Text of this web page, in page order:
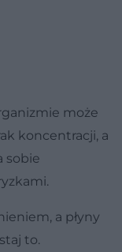
może
koncentracji, a
sobie
a płyny
to.